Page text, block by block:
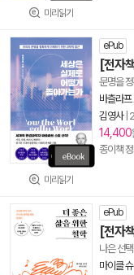
미리읽기
미리읽기
ePub
[전자
문명을
바츨라프
김영사|
14,400
종이책 정
ePub
[전자
나은 선
마이클